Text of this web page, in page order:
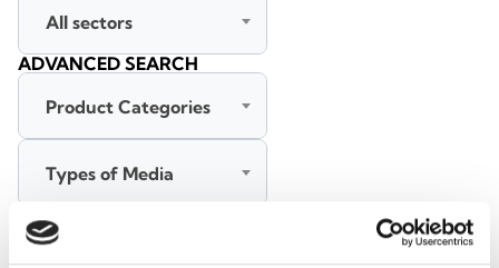
All sectors
ADVANCED SEARCH
Product Categories
Types of Media
All languages